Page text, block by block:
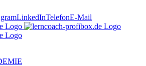
LinkedInTelefonE-Mail